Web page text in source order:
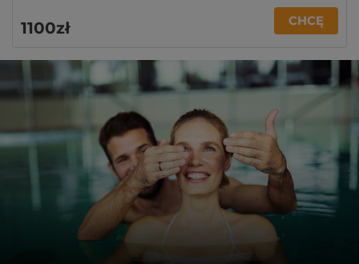
1100zł CHCĘ